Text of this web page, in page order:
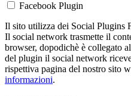
Facebook Plugin
Il sito utilizza dei Social Plugins
Il social network trasmette il
browser, dopodichè è collegato
del plugin il social network
rispettiva pagina del nostro sito
informazioni.